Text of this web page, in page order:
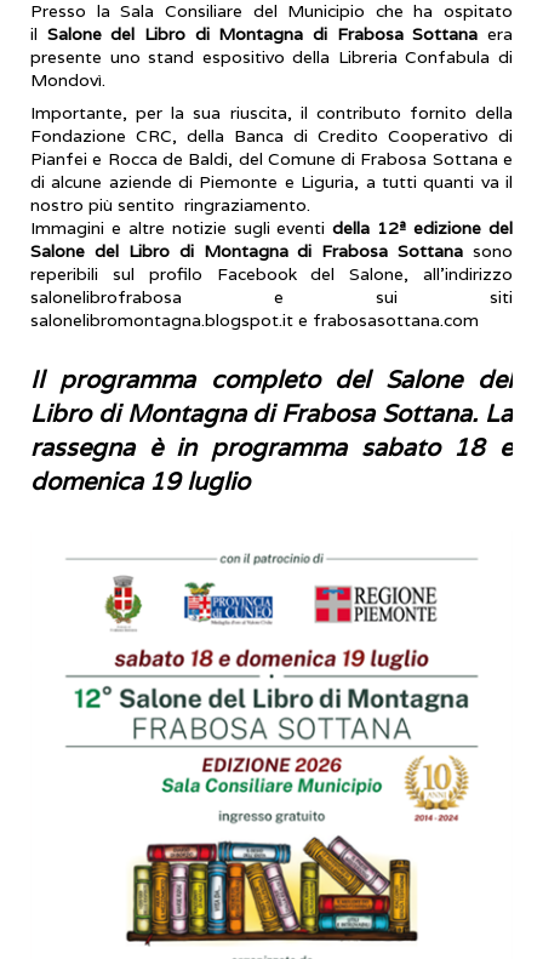
Presso la Sala Consiliare del Municipio che ha ospitato
il Salone del Libro di Montagna di Frabosa Sottana era
presente uno stand espositivo della Libreria Confabula di
Mondovì.
Importante, per la sua riuscita, il contributo fornito della
Fondazione CRC, della Banca di Credito Cooperativo di
Pianfei e Rocca de Baldi, del Comune di Frabosa Sottana e
di alcune aziende di Piemonte e Liguria, a tutti quanti va il
nostro più sentito ringraziamento.
Immagini e altre notizie sugli eventidella 12ª edizione del
Salone del Libro di Montagna di Frabosa Sottana sono
reperibili sul profilo Facebook del Salone, all’indirizzo
salonelibrofrabosa e sui siti
salonelibromontagna.blogspot.it e frabosasottana.com
Il programma completo del Salone del
Libro di Montagna di Frabosa Sottana. La
rassegna è in programma sabato 18 e
domenica 19 luglio